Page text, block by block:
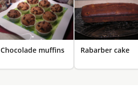
Chocolade muffins Rabarber cake